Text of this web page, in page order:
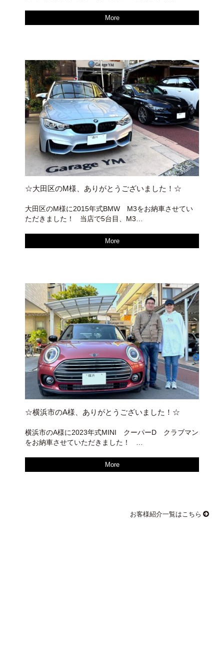
More
☆大田区のM様、ありがとうございました！☆
大田区のM様に2015年式BMW M3をお納車させてい
ただきました！ 当店で5台目、M3…
More
☆横浜市のA様、ありがとうございました！☆
横浜市のA様に2023年式MINI クーパーD クラブマン
をお納車させていただきました！ …
More
お客様紹介一覧はこちら